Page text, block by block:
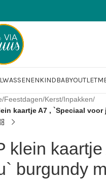
KINDBABYOUTLET
/Feestdagen/Kerst/Inpakken/
kaartje A7 , `Speciaal
klein
burgundy